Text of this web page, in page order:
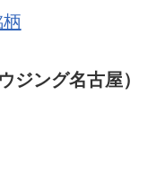
ジング名古屋）